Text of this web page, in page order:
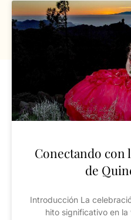
Conectando con
de
Introducción La
hito significativo en